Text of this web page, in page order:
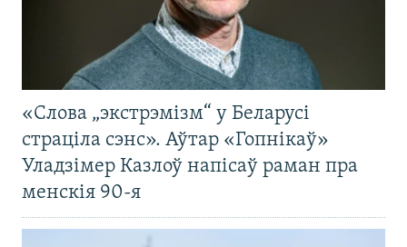
«Слова „экстрэмізм“ у Беларусі
страціла сэнс». Аўтар «Гопнікаў»
Уладзімер Казлоў напісаў раман пра
менскія 90-я